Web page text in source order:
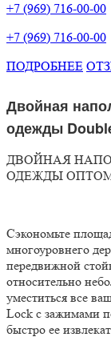
+7 (969) 716-00-00
+7 (969) 716-00-00
ПОДРОБНЕЕ
Двойная
одежды
ДВОЙНАЯ
ОДЕЖДЫ
Сэкономьте
многоуровнего
передвижной
относительно
уместиться все
Lock с зажимами
быстро ее